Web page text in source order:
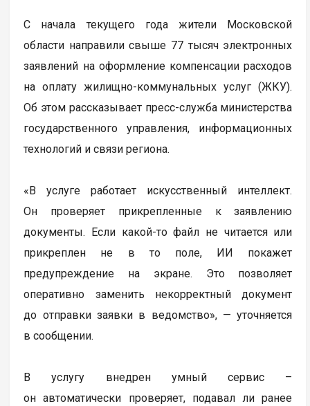
С начала текущего года жители Московской
области направили свыше 77 тысяч электронных
заявлений на оформление компенсации расходов
на оплату жилищно-коммунальных услуг (ЖКУ).
Об этом рассказывает пресс-служба министерства
государственного управления, информационных
технологий и связи региона.
«В услуге работает искусственный интеллект.
Он проверяет прикрепленные к заявлению
документы. Если какой-то файл не читается или
прикреплен не в то поле, ИИ покажет
предупреждение на экране. Это позволяет
оперативно заменить некорректный документ
до отправки заявки в ведомство», — уточняется
в сообщении.
В услугу внедрен умный сервис –
он автоматически проверяет, подавал ли ранее